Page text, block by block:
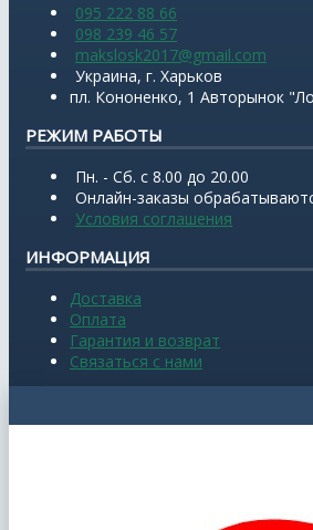
095 222 88 66
098 239 46 57
makslosk2017@gmail.com
Украина, г. Харьков
пл. Кононенко, 1 Авторынок
РЕЖИМ РАБОТЫ
Пн. - Сб. с 8.00 до 20.00
Онлайн-заказы
Условия соглашения
ИНФОРМАЦИЯ
Доставка
Оплата
Гарантия и возврат
Связаться с нами